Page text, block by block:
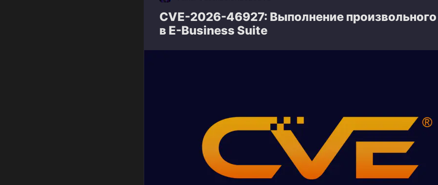
CVE-2026-46927: Выполнение произвольного
в E-Business Suite